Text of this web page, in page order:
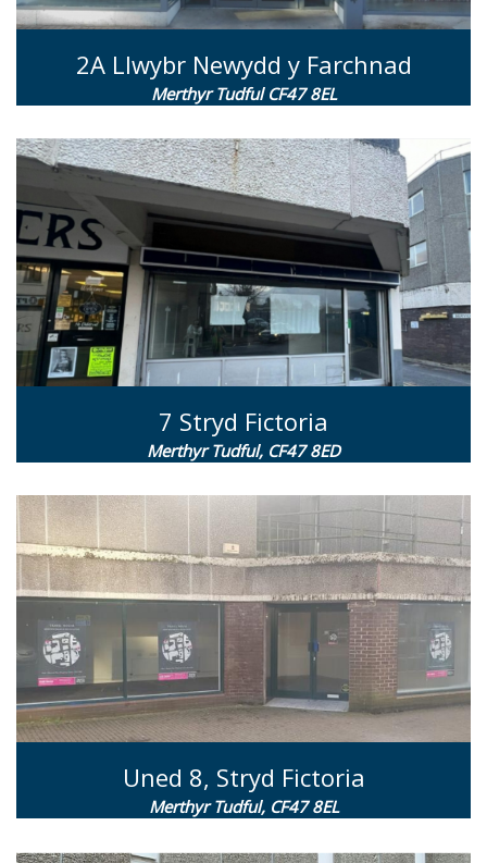
2A Llwybr Newydd y Farchnad
Merthyr Tudful CF47 8EL
7 Stryd Fictoria
Merthyr Tudful, CF47 8ED
Uned 8, Stryd Fictoria
Merthyr Tudful, CF47 8EL